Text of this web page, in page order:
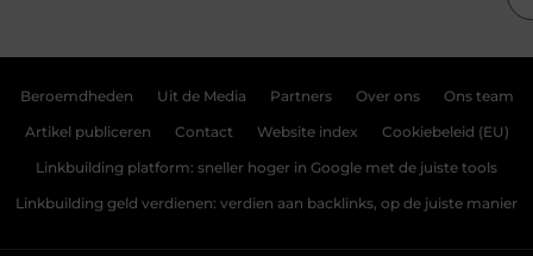
Beroemdheden Uit de Media Partners Over ons Ons team
Artikel publiceren Contact Website index Cookiebeleid (EU)
Linkbuilding platform: sneller hoger in Google met de juiste tools
Linkbuilding geld verdienen: verdien aan backlinks, op de juiste manier